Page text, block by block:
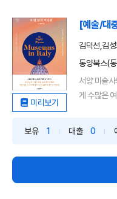
미리보기
[예술/대
김덕선,김
동양북스(
서양 미술
게 수많은
보유 1 대출 0